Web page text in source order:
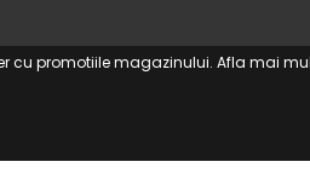
cu promotiile magazinului. Afla mai